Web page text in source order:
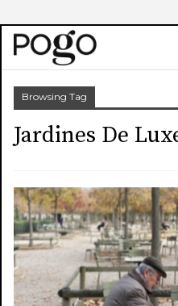
Browsing Tag
Jardines De